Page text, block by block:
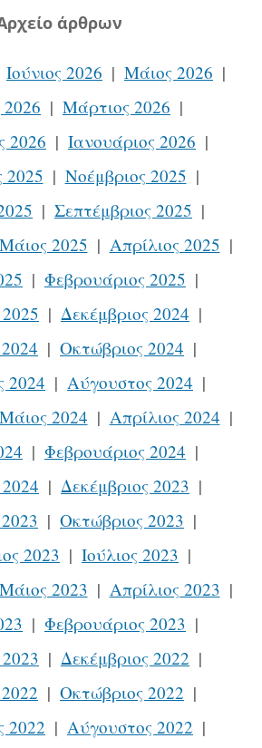
άρθρων
Ιούνιος 2026
Μάιος 2026
2026
Μάρτιος 2026
2026
Ιανουάριος 2026
2025
Νοέμβριος 2025
Σεπτέμβριος 2025
Μάιος 2025
Απρίλιος 2025
Φεβρουάριος 2025
Δεκέμβριος 2024
Οκτώβριος 2024
2024
Αύγουστος 2024
Μάιος 2024
Απρίλιος 2024
Φεβρουάριος 2024
Δεκέμβριος 2023
Οκτώβριος 2023
2023
Ιούλιος 2023
Μάιος 2023
Απρίλιος 2023
Φεβρουάριος 2023
Δεκέμβριος 2022
Οκτώβριος 2022
2022
Αύγουστος 2022